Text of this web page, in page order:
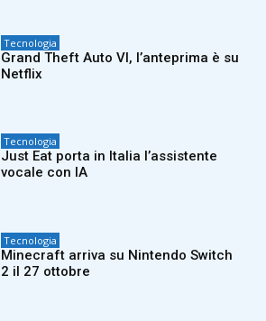
Tecnologia
Grand Theft Auto VI, l’anteprima è su
Netflix
Tecnologia
Just Eat porta in Italia l’assistente
vocale con IA
Tecnologia
Minecraft arriva su Nintendo Switch
2 il 27 ottobre